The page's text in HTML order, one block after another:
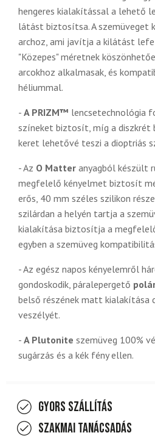
hengeres kialakítással a lehető
látást biztosítsa. A szemüveget
archoz, ami javítja a kilátást
"Közepes" méretnek
arcokhoz alkalmasak, és
héliummal.
- A PRIZM™ lencsetechnológia
színeket biztosít, míg a
keret lehetővé teszi a dioptriás
- Az O Matter anyagból készült
megfelelő kényelmet biztosít
erős, 40 mm széles szilikon
szilárdan a helyén tartja a
kialakítása biztosítja a
egyben a szemüveg
- Az egész napos kényelemről
gondoskodik, páralepergető
belső részének matt kialakítása
veszélyét.
- A Plutonite szemüveg 100%
sugárzás és a kék fény ellen.
Gyors szállítás
Szakmai tanácsadás